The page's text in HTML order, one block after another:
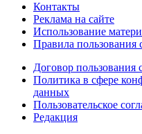
Контакты
Реклама на сайте
Использование
Правила пользования
Договор пользования
Политика в сфере
данных
Пользовательское
Редакция